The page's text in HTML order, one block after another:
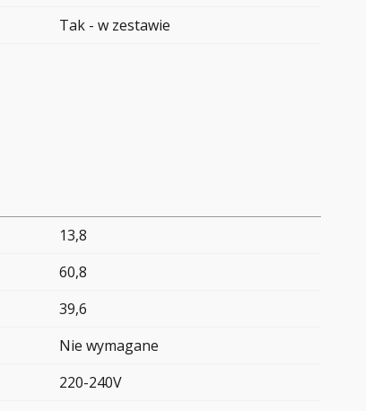
Tak - w zestawie
13,8
60,8
39,6
Nie wymagane
220-240V